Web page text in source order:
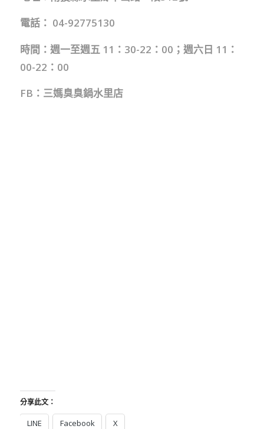
電話： 04-92775130
時間：週一至週五 11：30-22：00；週六日 11：
00-22：00
FB： 三媽臭臭鍋水里店
分享此文：
LINE Facebook X